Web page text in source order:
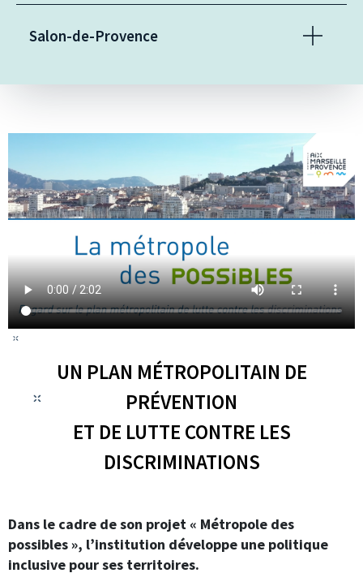
Salon-de-Provence
UN PLAN MÉTROPOLITAIN DE
PRÉVENTION
ET DE LUTTE CONTRE LES
DISCRIMINATIONS
Dans le cadre de son projet « Métropole des
possibles », l’institution développe une politique
inclusive pour ses territoires.